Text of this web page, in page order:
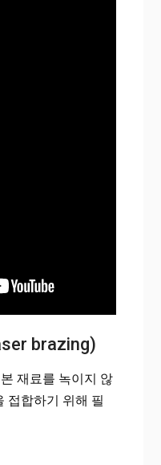
brazing)
재료를 녹이지 않
접합하기 위해 필